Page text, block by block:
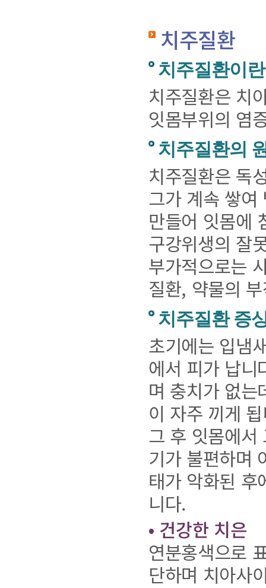
치주질환
치주질환이란
치주질환은 치
잇몸부위의 염
치주질환의
치주질환은 독
그가 계속 쌓여
만들어 잇몸에
구강위생의 잘
부가적으로는
질환, 약물의
치주질환 증
초기에는 입냄
에서 피가 납니
며 충치가 없는
이 자주 끼게
그 후 잇몸에서
기가 불편하며
태가 악화된 후
니다.
• 건강한 치은
연분홍색으로
단하며 치아사